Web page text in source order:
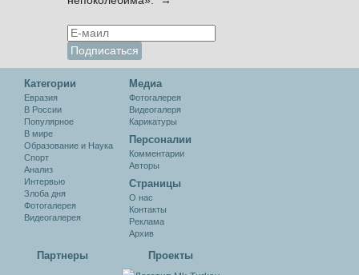
Категории
Евразия
В России
Популярное
В мире
Образование и Наука
Спорт
Анализ
Интервью
Злоба дня
Фотогалерея
Видеогалерея
Медиа
Фотогалерея
Видеогалеря
Карикатуры
Персоналии
Комментарии
Авторы
Cтраницы
О нас
Контакты
Реклама
Архив
Партнеры Проекты